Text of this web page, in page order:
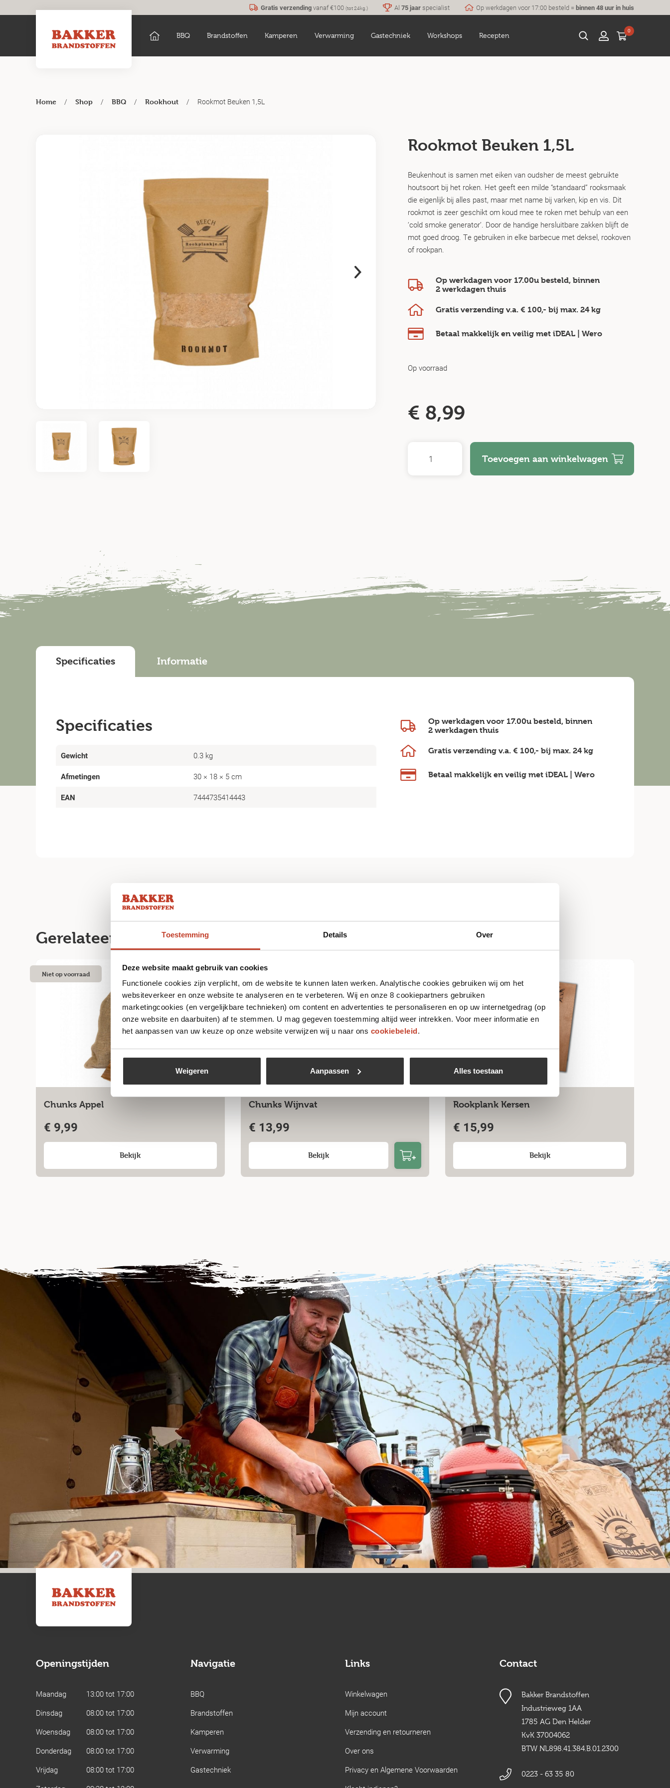
Toestemming Details Over
Deze website maakt gebruik van cookies
Functionele cookies zijn verplicht, om de website te kunnen laten werken. Analytische cookies gebruiken wij om het
websiteverkeer en onze website te analyseren en te verbeteren. Wij en onze 8 cookiepartners gebruiken
marketingcookies (en vergelijkbare technieken) om content en advertenties te personaliseren en op uw internetgedrag (op
onze website en daarbuiten) af te stemmen. U mag gegeven toestemming altijd weer intrekken. Voor meer informatie en
het aanpassen van uw keuze op onze website verwijzen wij u naar ons cookiebeleid.
Weigeren Aanpassen Alles toestaan
Gratis verzendingvanaf €100 (tot 24kg.) Al 75 jaarspecialist Op werkdagen voor 17:00 besteld =binnen 48 uur in huis
BBQ Brandstoffen Kamperen Verwarming Gastechniek Workshops Recepten
0
Home / Shop / BBQ / Rookhout / Rookmot Beuken 1,5L
Rookmot Beuken 1,5L
Beukenhout is samen met eiken van oudsher de meest gebruikte
houtsoort bij het roken. Het geeft een milde “standaard” rooksmaak
die eigenlijk bij alles past, maar met name bij varken, kip en vis. Dit
rookmot is zeer geschikt om koud mee te roken met behulp van een
‘cold smoke generator’. Door de handige hersluitbare zakken blijft de
mot goed droog. Te gebruiken in elke barbecue met deksel, rookoven
of rookpan.
Op werkdagen voor 17.00u besteld, binnen
2 werkdagenthuis
Gratis verzending v.a. € 100,- bij max. 24 kg
Betaal makkelijk en veilig met iDEAL | Wero
Op voorraad
€ 8,99
Toevoegen aan winkelwagen
Specificaties Informatie
Specificaties
Gewicht 0.3 kg
Afmetingen 30 × 18 × 5 cm
EAN 7444735414443
Op werkdagen voor 17.00u besteld, binnen
2 werkdagen thuis
Gratis verzending v.a.€ 100,- bij max.24 kg
Betaal makkelijk en veiligmet iDEAL | Wero
Gerelateerde producten
Chunks Appel
€ 9,99
Bekijk
Niet op voorraad
Chunks Wijnvat
€ 13,99
Bekijk
Rookplank Kersen
€ 15,99
Bekijk
Openingstijden
Maandag
13:00 tot 17:00
Dinsdag
08:00 tot 17:00
Woensdag
08:00 tot 17:00
Donderdag
08:00 tot 17:00
Vrijdag
08:00 tot 17:00
Navigatie
BBQ
Brandstoffen
Kamperen
Verwarming
Gastechniek
Links
Winkelwagen
Mijn account
Verzending en retourneren
Over ons
Privacy en Algemene Voorwaarden
Contact
Bakker Brandstoffen
Industrieweg 1AA
1785 AG Den Helder
KvK 37004062
BTW NL898.41.384.B.01.2300
0223 - 63 35 80